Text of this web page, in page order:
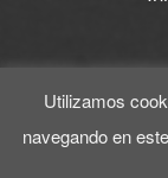
Utilizamos
navegando en